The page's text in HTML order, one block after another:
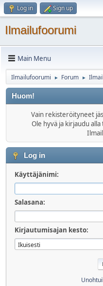
Log in Sign up
Ilmailufoorumi
Main Menu
Ilmailufoorumi ► Forum ►
Huom!
Vain rekisteröityneet
Ole hyvä ja kirjaudu alla
Log in
Käyttäjänimi:
Salasana:
Kirjautumisajan kesto: